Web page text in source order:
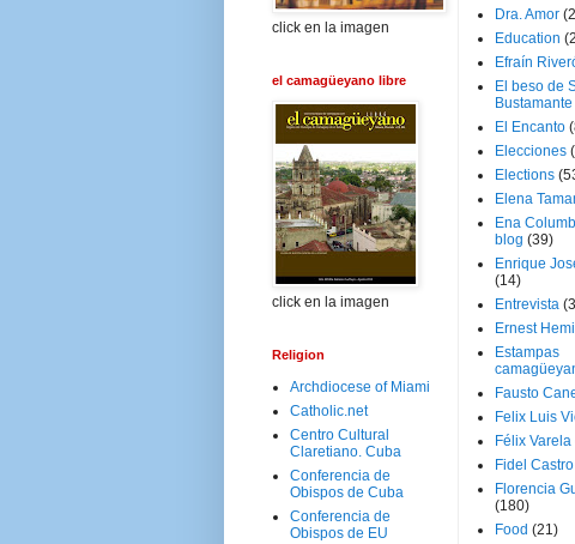
click en la imagen
el camagüeyano libre
click en la imagen
Religion
Archdiocese of Miami
Catholic.net
Centro Cultural
Claretiano. Cuba
Conferencia de
Obispos de Cuba
Conferencia de
Obispos de EU
Dra. Amor
Education
Efraín
El beso de
Bustamante
El Encanto
Elecciones
Elections
Elena
Ena
blog (39)
Enrique
(14)
Entrevista
Ernest
Estampas
Fausto
Felix Luis
Félix Varela
Fidel Castro
Florencia
(180)
Food (21)